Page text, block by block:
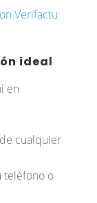
Verifactu
ideal
en
cualquier
teléfono o